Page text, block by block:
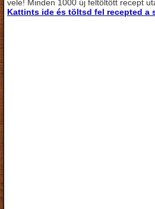
vele! Minden 1000 új feltöltött recept
Kattints ide és töltsd fel recepted a